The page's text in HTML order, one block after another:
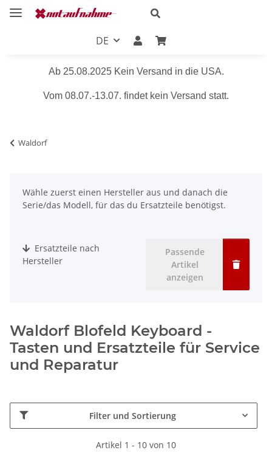
DE
Ab 25.08.2025 Kein Versand in die USA.
Vom 08.07.-13.07. findet kein Versand statt.
Waldorf
Wähle zuerst einen Hersteller aus und danach die
Serie/das Modell, für das du Ersatzteile benötigst.
Ersatzteile nach
Hersteller
Passende
Artikel
anzeigen
Waldorf Blofeld Keyboard -
Tasten und Ersatzteile für Service
und Reparatur
Filter und Sortierung
Artikel 1 - 10 von 10